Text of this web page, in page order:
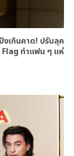
งเกินคาด! ปรับลุค
Flag ทำแฟน ๆ แห่